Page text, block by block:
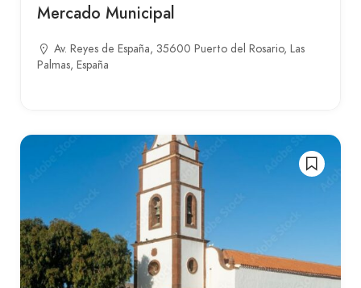
Mercado Municipal
Av. Reyes de España, 35600 Puerto del Rosario, Las
Palmas, España